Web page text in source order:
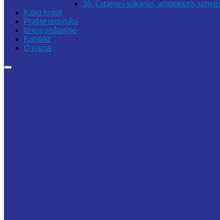
36. Crtanje i slikanje, arhitektura,
Kako kupiti
Pratite isporuku
Iznos poštarine
Kontakt
O nama